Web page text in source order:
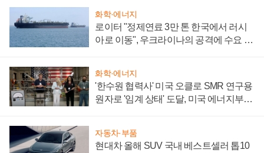
화학·에너지
로이터 "정제연료 3만 톤 한국에서 러시
아로 이동", 우크라이나의 공격에 수요 늘
화학·에너지
'한수원 협력사' 미국 오클로 SMR 연구용
원자로 '임계 상태' 도달, 미국 에너지부
자동차·부품
현대차 올해 SUV 국내 베스트셀러 톱10